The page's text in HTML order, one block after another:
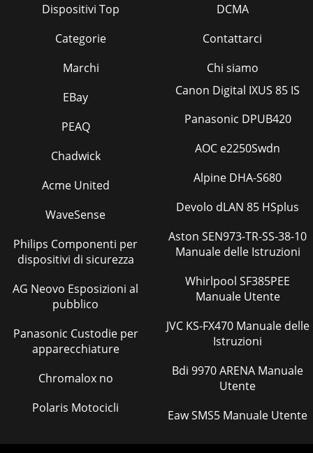
Dispositivi Top
Categorie
Marchi
DCMA
Contattarci
Chi siamo
EBay
PEAQ
Chadwick
Acme United
WaveSense
Philips Componenti per
dispositivi di sicurezza
AG Neovo Esposizioni al
pubblico
Panasonic Custodie per
apparecchiature
Chromalox no
Polaris Motocicli
Canon Digital IXUS 85 IS
Panasonic DPUB420
AOC e2250Swdn
Alpine DHA-S680
Devolo dLAN 85 HSplus
Aston SEN973-TR-SS-38-10
Manuale delle Istruzioni
Whirlpool SF385PEE
Manuale Utente
JVC KS-FX470 Manuale delle
Istruzioni
Bdi 9970 ARENA Manuale
Utente
Eaw SMS5 Manuale Utente